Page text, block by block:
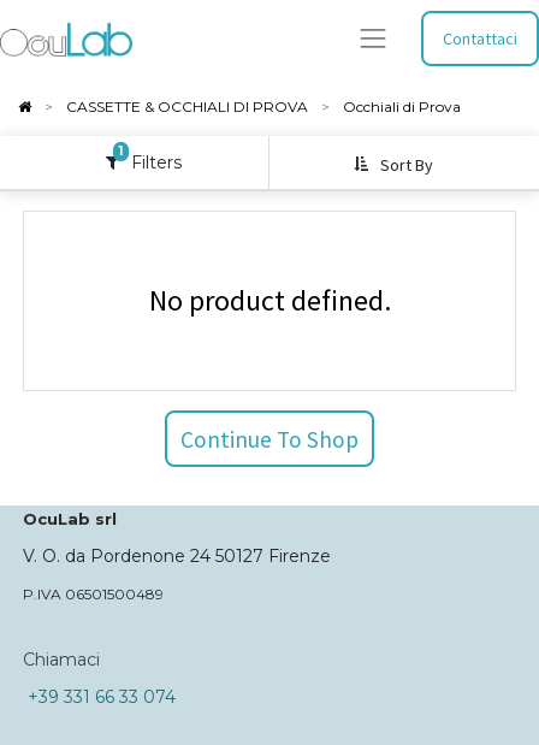
Contattaci
CASSETTE & OCCHIALI DI PROVA Occhiali di Prova
1
Filters Sort By
No product defined.
Continue To Shop
OcuLab srl
V. O. da Pordenone 24 50127 Firenze
P.IVA 06501500489
Chiamaci
+39 331 66 33 074